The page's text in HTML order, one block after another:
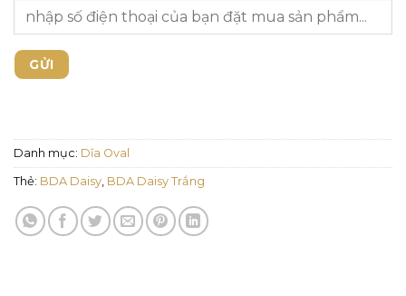
Danh mục: Dĩa Oval
Thẻ: BDA Daisy BDA Daisy Trắng